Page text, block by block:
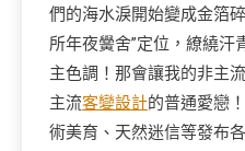
們的海水淚開始變成金箔
所年夜黌舍”定位，繚繞汗
主色調！那會讓我的非主流
主流客變設計的普通愛戀
術美育、天然迷信等發布